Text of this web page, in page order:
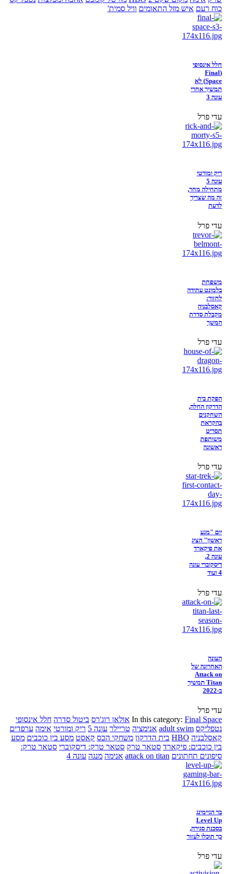
כוח רעם איש מזל התאומים וויל סמית'
חלל אינסופי
(Final
Space) לא
תמשיך אחרי
עונה 3
עדי פרל
ריק ומורטי
עונה 5
מתחילה מחר,
זה מה שצריך
לדעת
עדי פרל
משפחת
בלמונט עתידה
לחזור:
קאסלבניה
מקבלת סדרת
המשך
עדי פרל
הפקת בית
הדרקון החלה,
השחקנים
בהקראת
תסריט
משותפת
ראשונה
עדי פרל
יום "מגע
ראשון" הציג
את פיקארד
עונה 2,
דיסקוברי עונה
4 ועוד
עדי פרל
העונה
האחרונה של
Attack on
Titan תמשיך
ב-2022
עדי פרל
In this category: Final Space אולאן רוג'רס ביטול סדרה חלל אינסופי
נטפליקס adult swim אנימציה טריילר עונה 5 ריק ומורטי אימה ערפדים
קאסלבניה HBO בית הדרקון משחקי הכס קאסט מסע בין כוכבים מסע
בין כוכבים: פיקארד סטאר טרק סטאר טרק: דיסקוברי סטאר טרק:
סיפונים תחתונים attack on titan אנימה מנגה עונה 4
בר הגיימינג
Level Up
בסכנת סגירה,
כך תוכלו לעזור
עדי פרל